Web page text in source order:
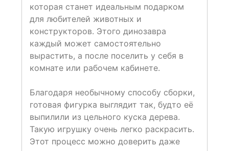
которая станет идеальным подарком
для любителей животных и
конструкторов. Этого динозавра
каждый может самостоятельно
вырастить, а после поселить у себя в
комнате или рабочем кабинете.
Благодаря необычному способу сборки,
готовая фигурка выглядит так, будто её
выпилили из цельного куска дерева.
Такую игрушку очень легко раскрасить.
Этот процесс можно доверить даже